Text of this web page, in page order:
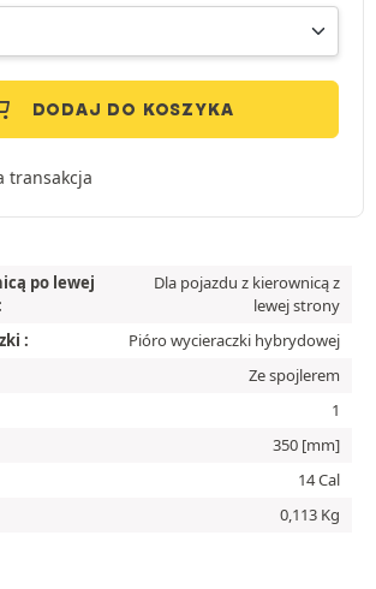
DODAJ DO KOSZYKA
transakcja
po lewej
Dla pojazdu z kierownicą z
lewej strony
:
Pióro wycieraczki hybrydowej
Ze spojlerem
1
350 [mm]
14 Cal
0,113 Kg